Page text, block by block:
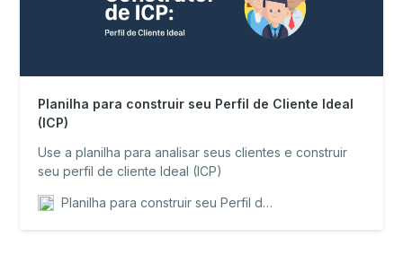
Planilha para construir seu Perfil de Cliente Ideal
(ICP)
Use a planilha para analisar seus clientes e construir
seu perfil de cliente Ideal (ICP)
Planilha para construir seu Perfil de Cliente Ideal (ICP)